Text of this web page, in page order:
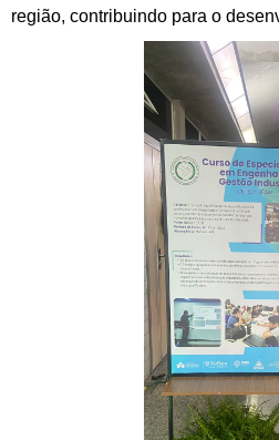
região, contribuindo para o